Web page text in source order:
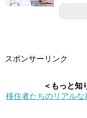
スポンサーリンク
＜もっと知
移住者たちのリアル